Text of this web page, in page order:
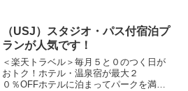
緒に宿泊できる魅力的な宿が数多く揃っ
ています。「せっかく旅をする...
（USJ）スタジオ・パス付宿泊プ
ランが人気です！
＜楽天トラベル＞毎月５と０のつく日が
おトク！ホテル・温泉宿が最大２
０％OFFホテルに泊まってパークを満喫